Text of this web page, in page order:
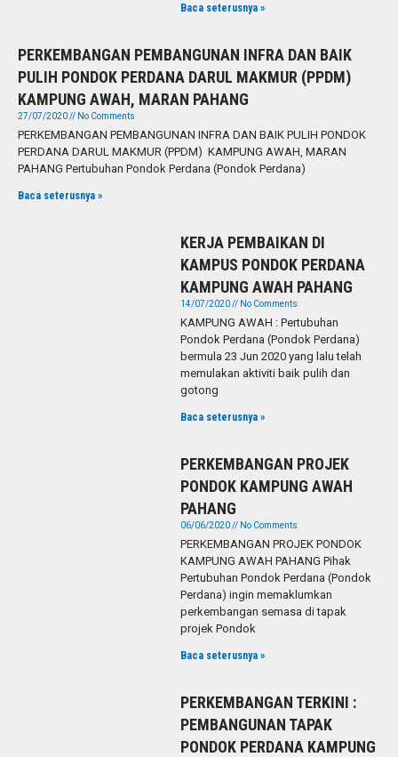
Baca seterusnya »
PERKEMBANGAN PEMBANGUNAN INFRA DAN BAIK
PULIH PONDOK PERDANA DARUL MAKMUR (PPDM)
KAMPUNG AWAH, MARAN PAHANG
27/07/2020 No Comments
PERKEMBANGAN PEMBANGUNAN INFRA DAN BAIK PULIH PONDOK
PERDANA DARUL MAKMUR (PPDM) KAMPUNG AWAH, MARAN
PAHANG Pertubuhan Pondok Perdana (Pondok Perdana)
Baca seterusnya »
KERJA PEMBAIKAN DI
KAMPUS PONDOK PERDANA
KAMPUNG AWAH PAHANG
14/07/2020 No Comments
KAMPUNG AWAH : Pertubuhan
Pondok Perdana (Pondok Perdana)
bermula 23 Jun 2020 yang lalu telah
memulakan aktiviti baik pulih dan
gotong
Baca seterusnya »
PERKEMBANGAN PROJEK
PONDOK KAMPUNG AWAH
PAHANG
06/06/2020 No Comments
PERKEMBANGAN PROJEK PONDOK
KAMPUNG AWAH PAHANG Pihak
Pertubuhan Pondok Perdana (Pondok
Perdana) ingin memaklumkan
perkembangan semasa di tapak
projek Pondok
Baca seterusnya »
PERKEMBANGAN TERKINI :
PEMBANGUNAN TAPAK
PONDOK PERDANA KAMPUNG